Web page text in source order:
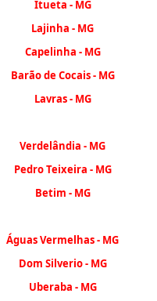
Itueta - MG
Lajinha - MG
Capelinha - MG
Barão de Cocais - MG
Lavras - MG
Verdelândia - MG
Pedro Teixeira - MG
Betim - MG
Águas Vermelhas - MG
Dom Silverio - MG
Uberaba - MG